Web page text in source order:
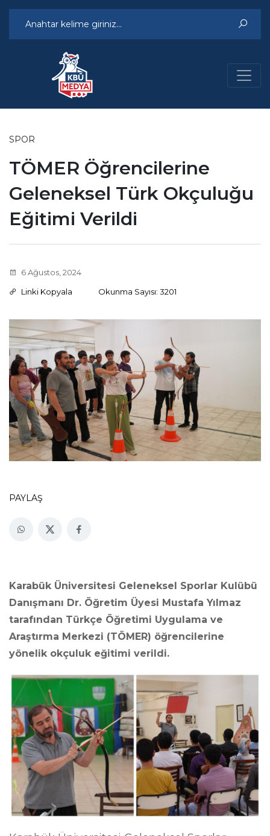
SPOR
TÖMER Öğrencilerine
Geleneksel Türk Okçuluğu
Eğitimi Verildi
6 Ağustos, 2024
Linki Kopyala
Okunma Sayısı: 3201
PAYLAŞ
Karabük Üniversitesi Geleneksel Sporlar Kulübü
Danışmanı Dr. Öğretim Üyesi Mustafa Yılmaz
tarafından Türkçe Öğretimi Uygulama ve
Araştırma Merkezi (TÖMER) öğrencilerine
yönelik okçuluk eğitimi verildi.